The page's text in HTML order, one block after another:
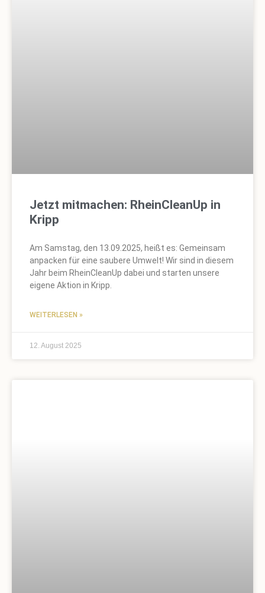
Jetzt mitmachen: RheinCleanUp in
Kripp
Am Samstag, den 13.09.2025, heißt es: Gemeinsam
anpacken für eine saubere Umwelt! Wir sind in diesem
Jahr beim RheinCleanUp dabei und starten unsere
eigene Aktion in Kripp.
WEITERLESEN »
12. August 2025